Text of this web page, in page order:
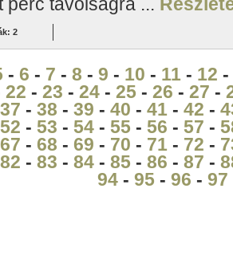
2
- 6 - 7 - 8 - 9 - 10 - 11 - 12 -
22 - 23 - 24 - 25 - 26 - 27 -
37 - 38 - 39 - 40 - 41 - 42 -
52 - 53 - 54 - 55 - 56 - 57 -
67 - 68 - 69 - 70 - 71 - 72 -
82 - 83 - 84 - 85 - 86 - 87 -
94 - 95 - 96 - 97